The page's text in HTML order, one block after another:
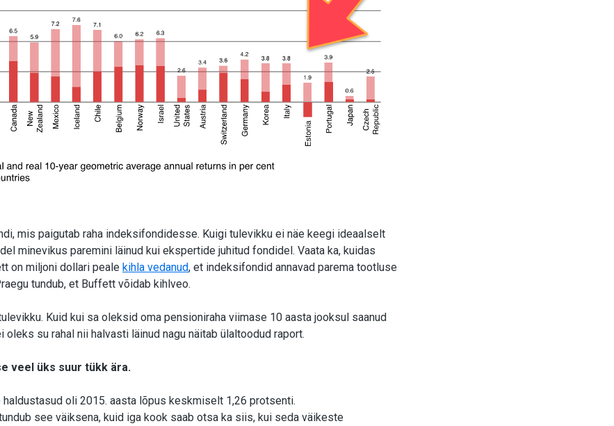
mis paigutab raha indeksifondidesse. Kuigi tulevikku ei näe keegi ideaalselt
minevikus paremini läinud kui ekspertide juhitud fondidel. Vaata ka, kuidas
on miljoni dollari peale kihla vedanud, et indeksifondid annavad parema tootluse
tundub, et Buffett võidab kihlveo.
Kuid kui sa oleksid oma pensioniraha viimase 10 aasta jooksul saanud
su rahal nii halvasti läinud nagu näitab ülaltoodud raport.
veel üks suur tükk ära.
oli 2015. aasta lõpus keskmiselt 1,26 protsenti.
see väiksena, kuid iga kook saab otsa ka siis, kui seda väikeste